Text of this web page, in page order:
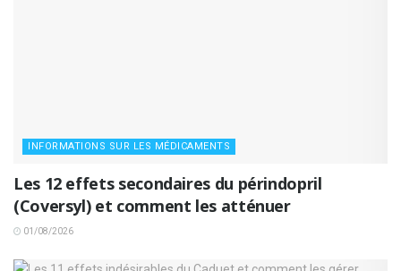
INFORMATIONS SUR LES MÉDICAMENTS
Les 12 effets secondaires du périndopril
(Coversyl) et comment les atténuer
01/08/2026